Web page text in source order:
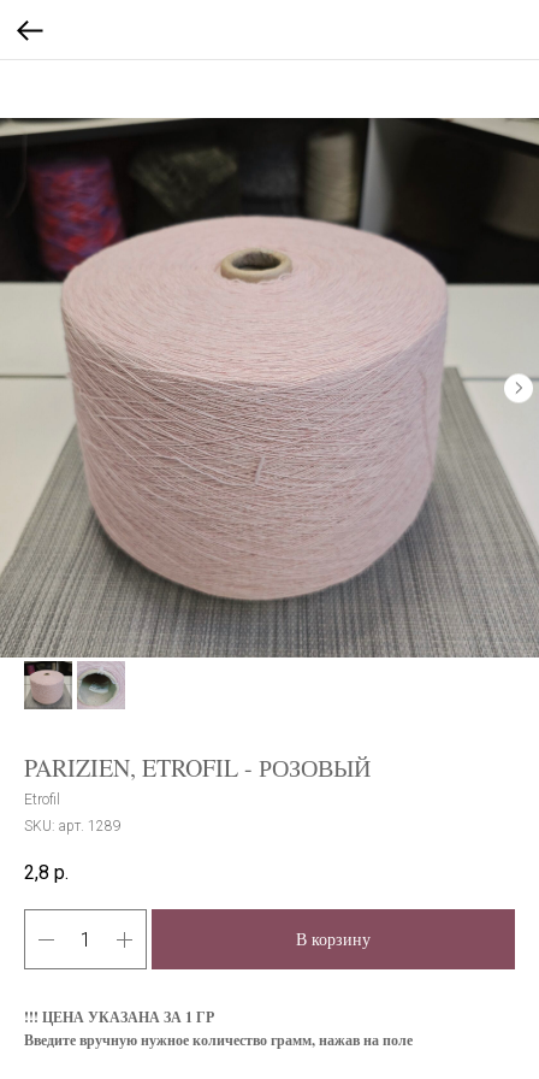
PARIZIEN, ETROFIL - РОЗОВЫЙ
Etrofil
SKU: арт. 1289
2,8 р.
В корзину
!!! ЦЕНА УКАЗАНА ЗА 1 ГР
Введите вручную нужное количество грамм, нажав на поле